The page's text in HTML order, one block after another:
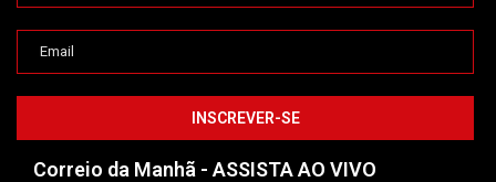
Correio da Manhã - ASSISTA AO VIVO